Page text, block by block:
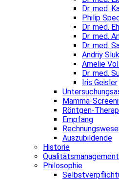
Dr. med.
Philip
Dr. med.
Dr. med.
Dr. med.
Andriy
Amelie
Dr. med.
Iris Geisler
Mamma-
Röntgen-
Empfang
Auszubildende
Historie
Qualitätsmanagement
Philosophie